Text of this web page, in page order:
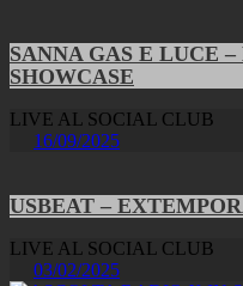
SANNA GAS E LUCE
SHOWCASE
LIVE AL SOCIAL CLUB
16/09/2025
USBEAT –
LIVE AL SOCIAL CLUB
03/02/2025